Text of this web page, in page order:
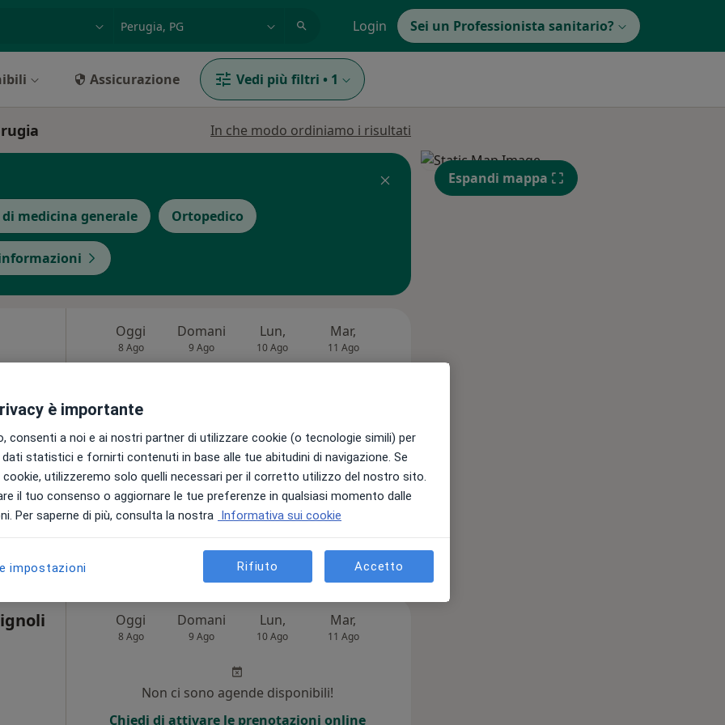
Login Sei un Professionista sanitario?
Assicurazione Vedi più filtri • 1
In che modo ordiniamo i risultati
di medicina generale Ortopedico
50 €
Oggi
8 Ago
Domani
9 Ago
Lun,
10 Ago
Mar,
11 Ago
Non ci sono agende disponibili!
Chiedi di attivare le prenotazioni online
Oggi
8 Ago
Domani
9 Ago
Lun,
10 Ago
Mar,
11 Ago
Non ci sono agende disponibili!
Chiedi di attivare le prenotazioni online
Espandi mappa
è importante
consenti a noi e ai nostri partner di utilizzare cookie (o tecnologie simili) per
statistici e fornirti contenuti in base alle tue abitudini di navigazione. Se
utilizzeremo solo quelli necessari per il corretto utilizzo del nostro sito.
il tuo consenso o aggiornare le tue preferenze in qualsiasi momento dalle
Per saperne di più, consulta la nostra Informativa sui cookie
impostazioni Rifiuto Accetto